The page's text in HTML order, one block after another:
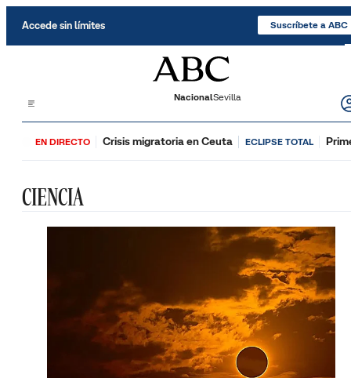
Accede sin límites Suscríbete a ABC
NacionalSevilla
EN DIRECTO Crisis migratoria en Ceuta ECLIPSE TOTAL
CIENCIA